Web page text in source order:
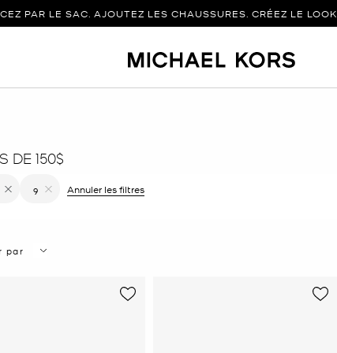
PAR LE SAC. AJOUTEZ LES CHAUSSURES. CRÉEZ LE LOOK.
DE 150$
le filtre Affiné(e) par Couleur : Brun
9
Annuler les filtres
par